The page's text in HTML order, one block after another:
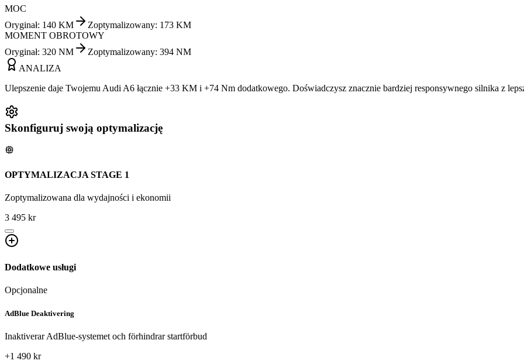
MOC
Oryginał: 140 KM Zoptymalizowany: 173 KM
MOMENT OBROTOWY
Oryginał: 320 NM Zoptymalizowany: 394 NM
ANALIZA
Ulepszenie daje Twojemu Audi A6 łącznie +33 KM i +74 Nm dodatkowego. Doświadczysz znacznie bardziej responsywnego silnika z
Skonfiguruj swoją optymalizację
OPTYMALIZACJA STAGE 1
Zoptymalizowana dla wydajności i ekonomii
3 495 kr
Dodatkowe usługi
Opcjonalne
AdBlue Deaktivering
Inaktiverar AdBlue-systemet och förhindrar startförbud
+1 490 kr